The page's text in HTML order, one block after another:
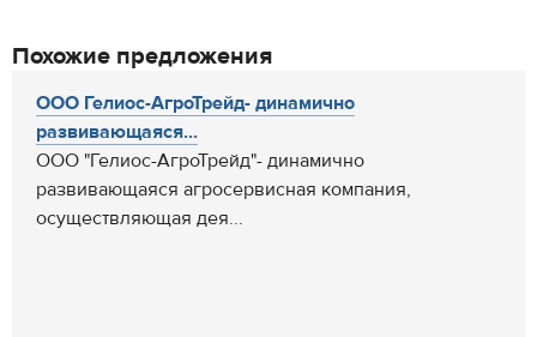
Похожие предложения
ООО Гелиос-АгроТрейд- динамично
развивающаяся...
ООО "Гелиос-АгроТрейд"- динамично
развивающаяся агросервисная компания,
осуществляющая дея...